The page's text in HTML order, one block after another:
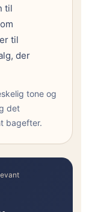
til
til
der
tone og
det
bagefter.